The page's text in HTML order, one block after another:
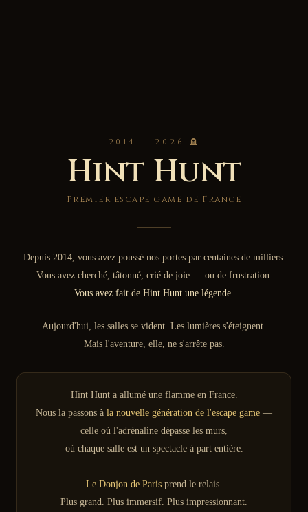
2014 — 2026 🪦
Hint Hunt
Premier escape game de France
Depuis 2014, vous avez poussé nos portes par centaines de milliers.
Vous avez cherché, tâtonné, crié de joie — ou de frustration.
Vous avez fait de Hint Hunt une légende.
Aujourd'hui, les salles se vident. Les lumières s'éteignent.
Mais l'aventure, elle, ne s'arrête pas.
Hint Hunt a allumé une flamme en France.
Nous la passons à la nouvelle génération de l'escape game —
celle où l'adrénaline dépasse les murs,
où chaque salle est un spectacle à part entière.
Le Donjon de Paris prend le relais.
Plus grand. Plus immersif. Plus impressionnant.